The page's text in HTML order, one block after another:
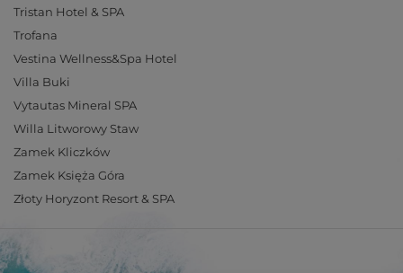
Tristan Hotel & SPA
Trofana
Vestina Wellness&Spa Hotel
Villa Buki
Vytautas Mineral SPA
Willa Litworowy Staw
Zamek Kliczków
Zamek Księża Góra
Złoty Horyzont Resort & SPA